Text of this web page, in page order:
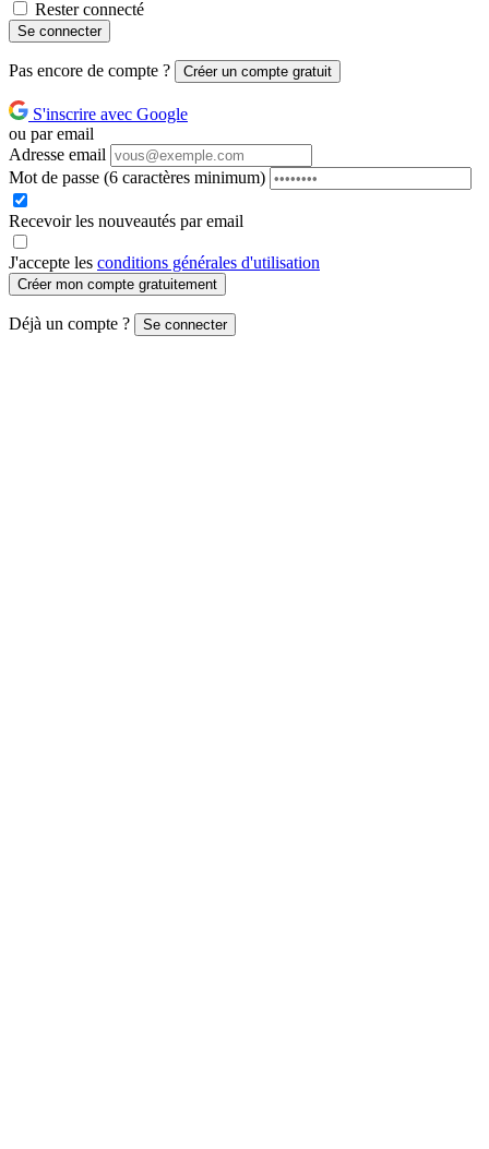
Rester connecté
Se connecter
Pas encore de compte ? Créer un compte gratuit
S'inscrire avec Google
ou par email
Adresse email
Mot de passe (6 caractères minimum)
Recevoir les nouveautés par email
J'accepte les conditions générales d'utilisation
Créer mon compte gratuitement
Déjà un compte ? Se connecter